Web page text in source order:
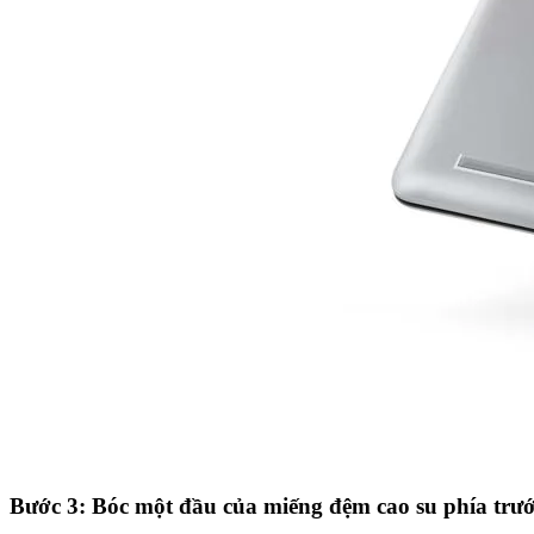
Bước 3: Bóc một đầu của miếng đệm cao su phía